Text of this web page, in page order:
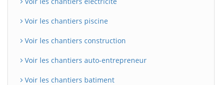
Voir les chantiers piscine
Voir les chantiers construction
Voir les chantiers auto-entrepreneur
Voir les chantiers batiment